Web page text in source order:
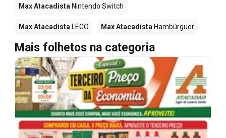
Max Atacadista Nintendo Switch
Max Atacadista LEGO Max Atacadista Hambúrguer
Mais folhetos na categoria